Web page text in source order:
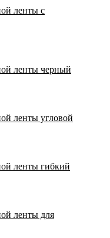
ленты с
ленты черный
ленты угловой
ленты гибкий
ленты для